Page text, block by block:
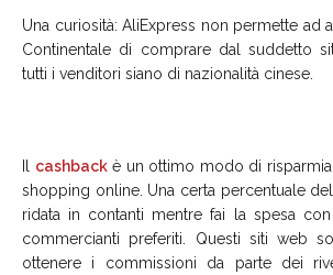
Una curiosità: AliExpress non permette ad
Continentale di comprare dal suddetto
tutti i venditori siano di nazionalità cinese.
cashbackè un ottimo modo di
shopping online. Una certa percentuale
ridata in contanti mentre fai la spesa
commercianti preferiti. Questi siti web
ottenere i commissioni da parte dei